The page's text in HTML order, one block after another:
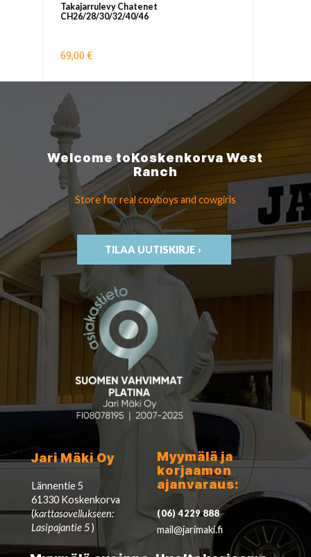
Takajarrulevy Chatenet
CH26/28/30/32/40/46
69,00 €
Welcome toKoskenkorvaWest
Ranch
Store for real cowboys and cowgirls
TILAA UUTISKIRJE ›
Jari Mäki Oy
Lännentie 5
61330 Koskenkorva
(karttasovellukseen:
Lasipajantie 5)
Myymälä ja
korjaamon
ajanvaraus:
(06) 4229 888
mail@jarimaki.fi